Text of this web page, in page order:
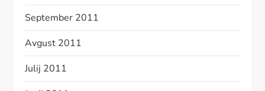
September 2011
Avgust 2011
Julij 2011